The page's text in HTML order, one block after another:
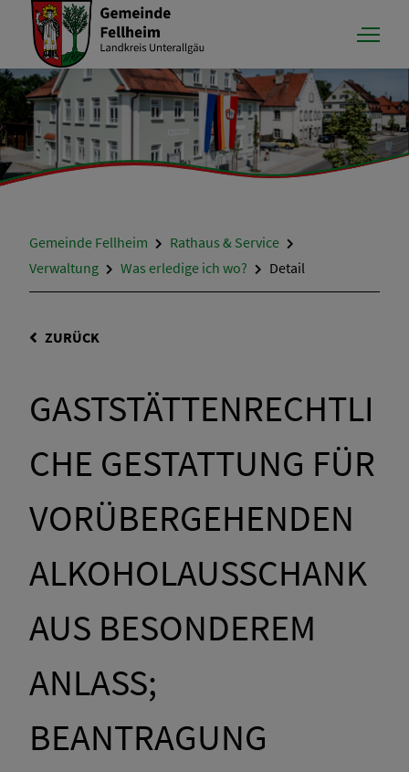
Gemeinde Fellheim
Rathaus & Service
Verwaltung
Was erledige ich wo? Detail
ZURÜCK
GASTSTÄTTENRECHTLI
CHE GESTATTUNG FÜR
VORÜBERGEHENDEN
ALKOHOLAUSSCHANK
AUS BESONDEREM
ANLASS;
BEANTRAGUNG